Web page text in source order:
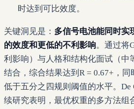
时达到可比效度。
关键洞见是： 多信号电池能同时实
的效度和更低的不利影响。通过将
利影响）与人格和结构化面试（中
结合，综合结果达到R = 0.67+，
低于五分之四规则阈值的水平。De
续研究表明，最优权重的多方法组